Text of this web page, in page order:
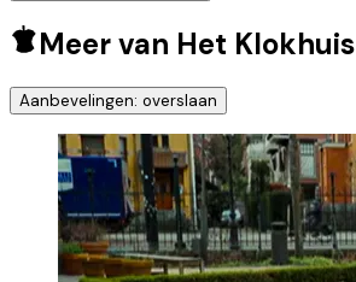
Meer van Het Klokhuis
Aanbevelingen: overslaan